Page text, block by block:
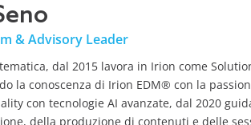
& Advisory Leader
dal 2015 lavora in Irion come
la conoscenza di Irion EDM® con la
con tecnologie AI avanzate, dal 2020
della produzione di contenuti e delle